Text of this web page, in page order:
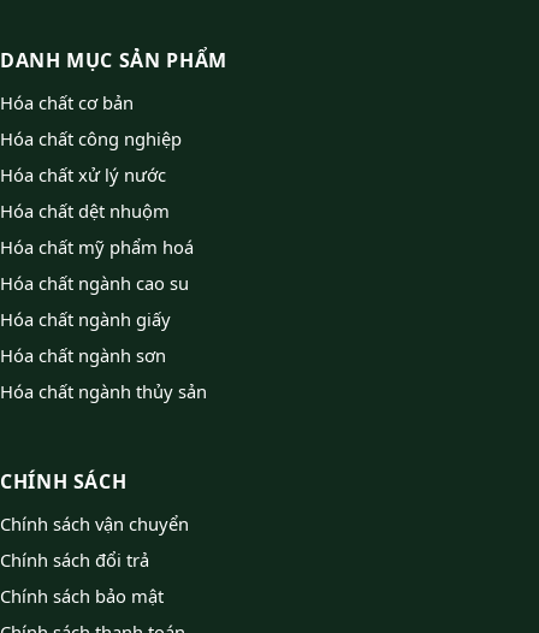
DANH MỤC SẢN PHẨM
Hóa chất cơ bản
Hóa chất công nghiệp
Hóa chất xử lý nước
Hóa chất dệt nhuộm
Hóa chất mỹ phẩm hoá
Hóa chất ngành cao su
Hóa chất ngành giấy
Hóa chất ngành sơn
Hóa chất ngành thủy sản
CHÍNH SÁCH
Chính sách vận chuyển
Chính sách đổi trả
Chính sách bảo mật